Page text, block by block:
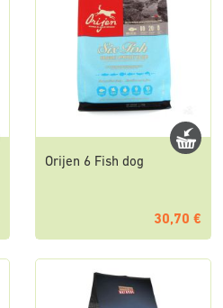
Orijen 6 Fish dog
30,70 €